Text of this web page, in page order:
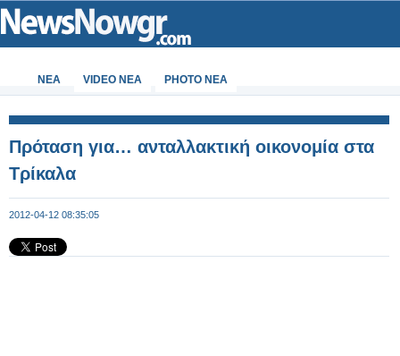
ΝΕΑ VIDEO NEA PHOTO NEA
Πρόταση για… ανταλλακτική οικονομία στα
Τρίκαλα
2012-04-12 08:35:05